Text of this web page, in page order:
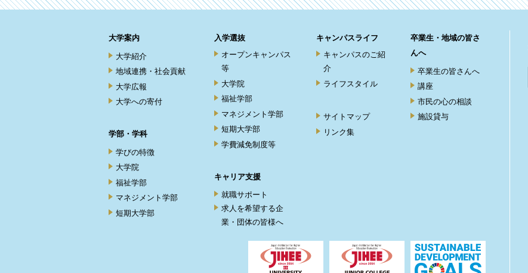
大学案内
大学紹介
地域連携・社会貢献
大学広報
大学への寄付
学部・学科
学びの特徴
大学院
福祉学部
マネジメント学部
短期大学部
入学選抜
オープンキャンパス
等
大学院
福祉学部
マネジメント学部
短期大学部
学費減免制度等
キャリア支援
就職サポート
求人を希望する企
業・団体の皆様へ
キャンパスライフ
キャンパスのご紹
介
ライフスタイル
サイトマップ
リンク集
卒業生・地域の皆さ
んへ
卒業生の皆さんへ
講座
市民の心の相談
施設貸与